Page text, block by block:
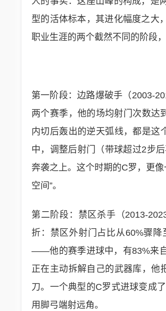
型的活体标本，其进化幅度之大
职业生涯的两个截然不同的阶段
第一阶段：边路爆破手（2003-
两个赛季，他的场均射门次数达
内切后轰出的逆天弧线，都是这
中，调整后射门（带球超过2步
奔袭之上。这个时期的C罗，更
空间”。
第二阶段：禁区杀手（2013-
折：禁区外射门占比从60%骤
——他的赛季进球中，有83%来
正在主动拆解自己的武器库，他
刀。一个典型的C罗式进球变成
用脚弓端射远角。